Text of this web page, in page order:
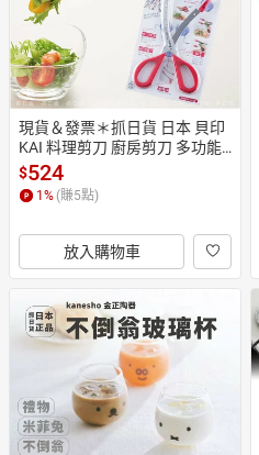
現貨＆發票＊抓日貨 日本 貝印
KAI 料理剪刀 廚房剪刀 多功能
料理夾 剪刀 料理 不銹鋼下廚
夾取 切肉 牛排 雞排
$524
1 % (賺5點)
放入購物車